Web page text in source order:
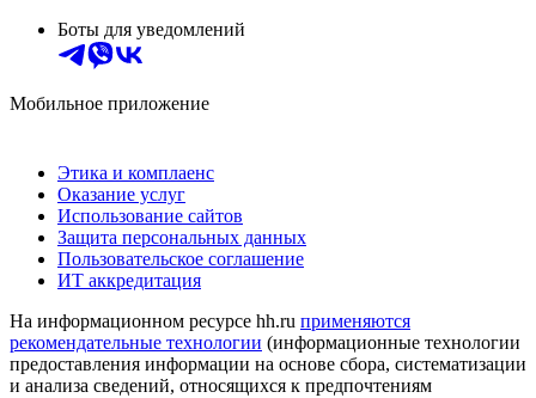
Боты для уведомлений
Мобильное приложение
Этика и комплаенс
Оказание услуг
Использование сайтов
Защита персональных данных
Пользовательское соглашение
ИТ аккредитация
На информационном ресурсе hh.ru применяются
рекомендательные технологии (информационные технологии
предоставления информации на основе сбора, систематизации
и анализа сведений, относящихся к предпочтениям